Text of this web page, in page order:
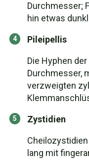
Durchmesser;
hin etwas
Pileipellis
Die Hyphen
Durchmesser,
verzweigten
Zystidien
lang mit